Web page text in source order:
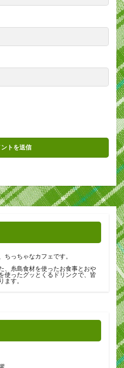
っちゃなカフェです。
、糸島食材を使ったお食事とおや
使ったグッとくるドリンクで、皆
ます。